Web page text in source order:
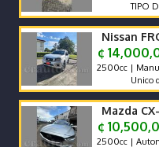
TIPO
Nissan
¢
2500cc |
Unico
Mazda
¢
2500cc |